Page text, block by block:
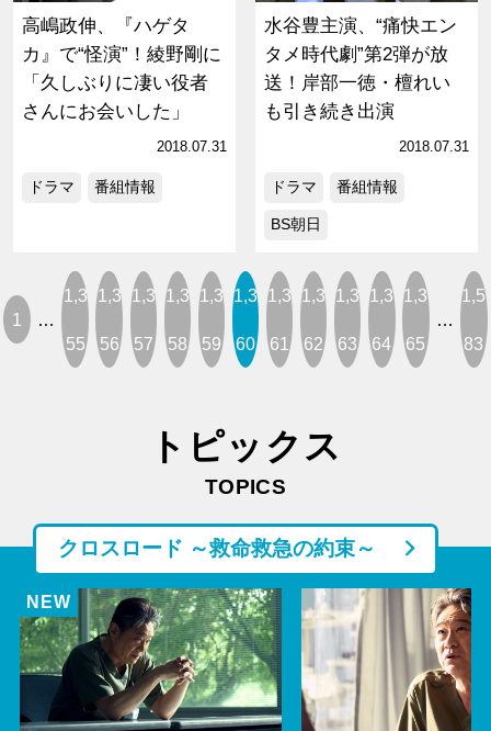
高嶋政伸、『ハゲタ
カ』で“怪演”！綾野剛に
「久しぶりに凄い役者
さんにお会いした」
2018.07.31
ドラマ 番組情報
水谷豊主演、“痛快エン
タメ時代劇”第2弾が放
送！岸部一徳・檀れい
も引き続き出演
2018.07.31
ドラマ 番組情報
BS朝日
1 …
1,3
55
1,3
56
1,3
57
1,3
58
1,3
59
1,3
60
1,3
61
1,3
62
1,3
63
1,3
64
1,3
65
…
1,5
83
トピックス
TOPICS
クロスロード ～救命救急の約束～